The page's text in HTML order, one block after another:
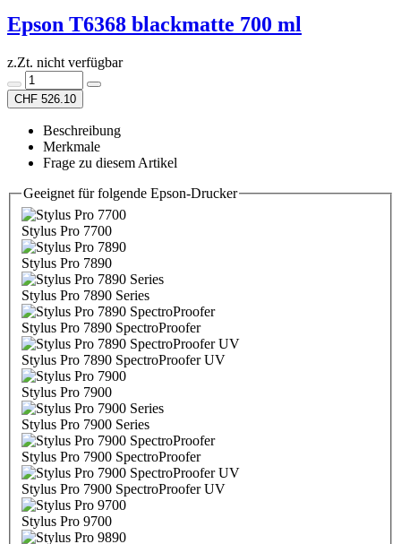
Epson T6368 blackmatte 700 ml
z.Zt. nicht verfügbar
CHF 526.10
Beschreibung
Merkmale
Frage zu diesem Artikel
Geeignet für folgende Epson-Drucker
Stylus Pro 7700
Stylus Pro 7890
Stylus Pro 7890 Series
Stylus Pro 7890 SpectroProofer
Stylus Pro 7890 SpectroProofer UV
Stylus Pro 7900
Stylus Pro 7900 Series
Stylus Pro 7900 SpectroProofer
Stylus Pro 7900 SpectroProofer UV
Stylus Pro 9700